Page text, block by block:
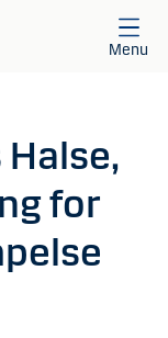
Menu
for